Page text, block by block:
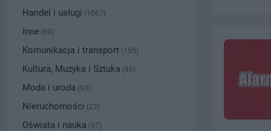
Handel i usługi (1067)
Inne (60)
Komunikacja i transport (155)
Kultura, Muzyka i Sztuka (46)
Moda i uroda (93)
Nieruchomości (23)
Oświata i nauka (97)